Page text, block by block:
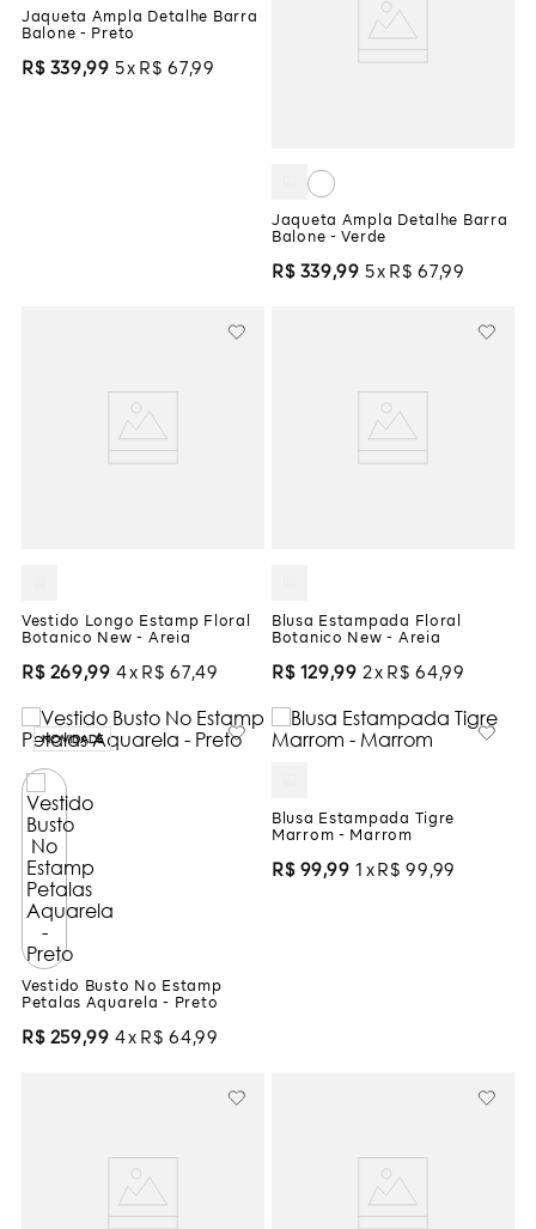
Jaqueta Ampla Detalhe Barra
Balone - Preto
R$ 339,99 5 R$ 67,99
Jaqueta Ampla Detalhe Barra
Balone - Verde
R$ 339,99 5 R$ 67,99
Vestido Longo Estamp Floral
Botanico New - Areia
R$ 269,99 4 R$ 67,49
Blusa Estampada Floral
Botanico New - Areia
R$ 129,99 2 R$ 64,99
NOVIDADE
Vestido Busto No Estamp
Petalas Aquarela - Preto
R$ 259,99 4 R$ 64,99
Blusa Estampada Tigre
Marrom - Marrom
R$ 99,99 1 R$ 99 ,99